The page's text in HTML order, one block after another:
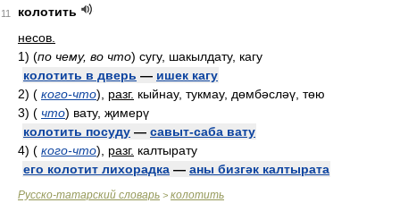
11
колотить
несов.
1) (по чему, во что) сугу, шакылдату, кагу
колотить в дверь — ишек кагу
2) ( кого-что) разг. кыйнау, тукмау, дөмбәсләү, төю
3) ( что) вату, җимерү
колотить посуду — савыт-саба вату
4) ( кого-что) разг. калтырату
его колотит лихорадка — аны бизгәк калтырата
Русско-татарский словарь > колотить